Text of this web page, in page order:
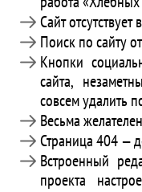
Сайт отсутствует
Поиск по сайту
Кнопки
сайта,
совсем удалить
Весьма
Страница 404 —
Встроенный
проекта